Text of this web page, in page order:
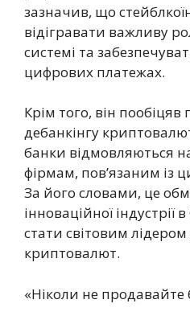
зазначив, що
відігравати важливу
системі та
цифрових платежах.
Крім того, він
дебанкінгу
банки відмовляються
фірмам, пов’язаним із
За його словами, це
інноваційної індустрії
стати світовим
криптовалют.
«Ніколи не продавайте